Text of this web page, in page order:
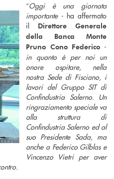
“Oggi è una giornata
importante - ha affermato
il Direttore Generale
della Banca Monte
Pruno Cono Federico -
in quanto è per noi un
onore ospitare, nella
nostra Sede di Fisciano, i
lavori del Gruppo SIT di
Confindustria Salerno. Un
ringraziamento speciale va
alla struttura di
Confindustria Salerno ed al
suo Presidente Sada, ma
anche a Federico Gilblas e
Vincenzo Vietri per aver